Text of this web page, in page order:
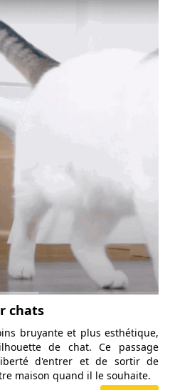
chats
bruyante et plus esthétique,
de chat. Ce passage
d'entrer et de sortir de
maison quand il le souhaite.